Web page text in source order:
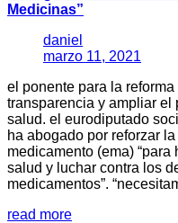
Medicinas”
daniel
marzo 11, 2021
el ponente para la
transparencia y ampliar el
salud. el eurodiputado
ha abogado por reforzar
medicamento (ema)
salud y luchar contra los
medicamentos”.
read more